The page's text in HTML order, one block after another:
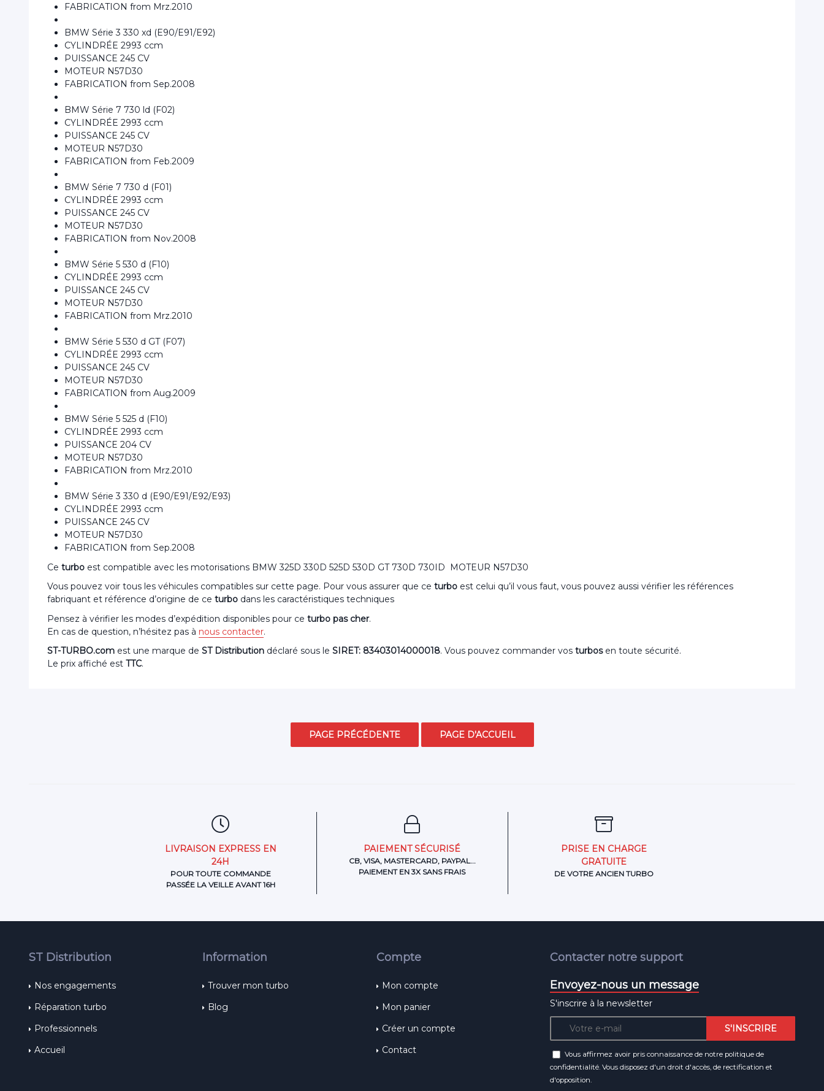
FABRICATION from Mrz.2010
BMW Série 3 330 xd (E90/E91/E92)
CYLINDRÉE 2993 ccm
PUISSANCE 245 CV
MOTEUR N57D30
FABRICATION from Sep.2008
BMW Série 7 730 ld (F02)
CYLINDRÉE 2993 ccm
PUISSANCE 245 CV
MOTEUR N57D30
FABRICATION from Feb.2009
BMW Série 7 730 d (F01)
CYLINDRÉE 2993 ccm
PUISSANCE 245 CV
MOTEUR N57D30
FABRICATION from Nov.2008
BMW Série 5 530 d (F10)
CYLINDRÉE 2993 ccm
PUISSANCE 245 CV
MOTEUR N57D30
FABRICATION from Mrz.2010
BMW Série 5 530 d GT (F07)
CYLINDRÉE 2993 ccm
PUISSANCE 245 CV
MOTEUR N57D30
FABRICATION from Aug.2009
BMW Série 5 525 d (F10)
CYLINDRÉE 2993 ccm
PUISSANCE 204 CV
MOTEUR N57D30
FABRICATION from Mrz.2010
BMW Série 3 330 d (E90/E91/E92/E93)
CYLINDRÉE 2993 ccm
PUISSANCE 245 CV
MOTEUR N57D30
FABRICATION from Sep.2008
Ce turbo est compatible avec les motorisations BMW 325D 330D 525D 530D GT 730D 730ID MOTEUR N57D30
Vous pouvez voir tous les véhicules compatibles sur cette page. Pour vous assurer que ce turbo est celui qu’il vous faut, vous pouvez aussi vérifier les références
fabriquant et référence d’origine de ce turbo dans les caractéristiques techniques
Pensez à vérifier les modes d’expédition disponibles pour ce turbo pas cher.
En cas de question, n’hésitez pas à nous contacter.
ST-TURBO.com est une marque de ST Distribution déclaré sous le SIRET: 83403014000018. Vous pouvez commander vos turbosen toute sécurité.
Le prix affiché est TTC.
LIVRAISON EXPRESS EN
24H
POUR TOUTE COMMANDE
PASSÉE LA VEILLE AVANT 16H
PAIEMENT SÉCURISÉ
CB, VISA, MASTERCARD, PAYPAL...
PAIEMENT EN 3X SANS FRAIS
PRISE EN CHARGE
GRATUITE
DE VOTRE ANCIEN TURBO
Contacter notre support
Envoyez-nous un message
S'inscrire à la newsletter
Vous affirmez avoir pris connaissance de notre politique de
confidentialité. Vous disposez d'un droit d'accès, de rectification et
d'opposition.
ST Distribution
Nos engagements
Réparation turbo
Professionnels
Accueil
Information
Trouver mon turbo
Blog
Compte
Mon compte
Mon panier
Créer un compte
Contact